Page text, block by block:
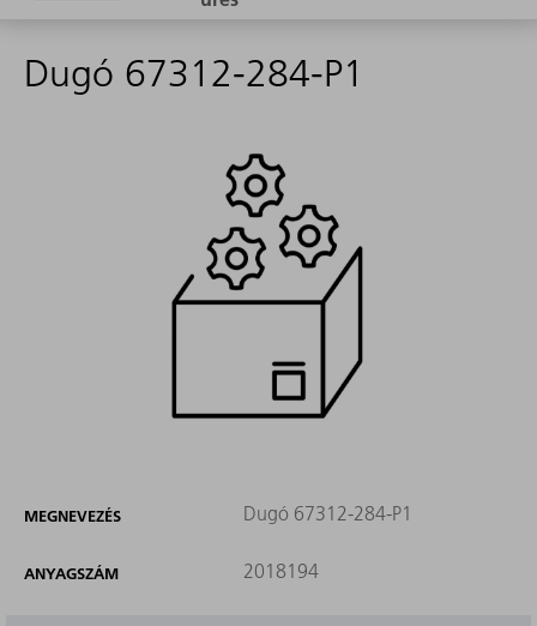
Dugó 67312-284-P1
MEGNEVEZÉS Dugó 67312-284-P1
ANYAGSZÁM 2018194